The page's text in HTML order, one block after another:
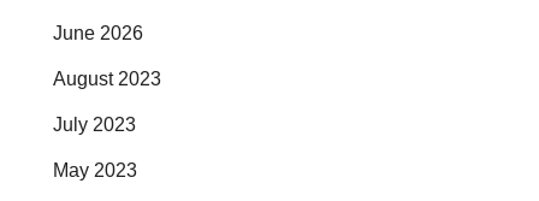
June 2026
August 2023
July 2023
May 2023